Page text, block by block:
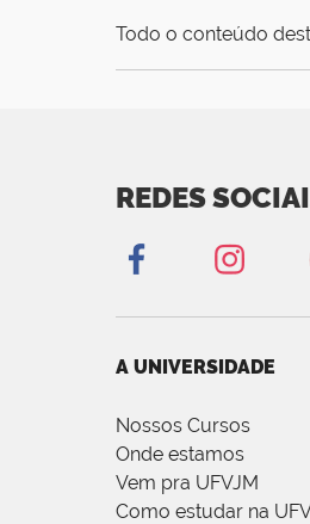
Todo o conteúdo
REDES
A UNIVERSIDADE
Nossos Cursos
Onde estamos
Vem pra UFVJM
Como estudar na